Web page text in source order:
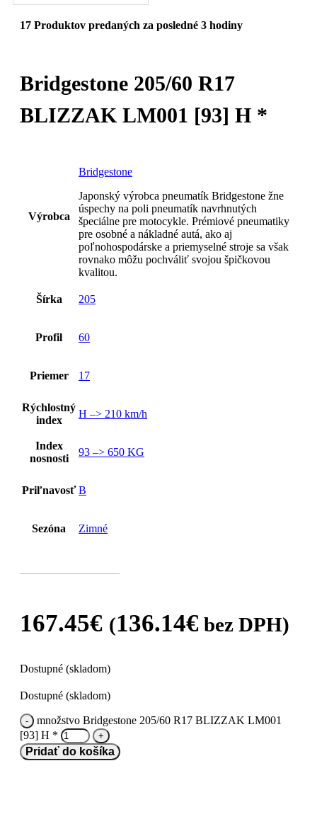
17 Produktov predaných za posledné 3 hodiny
Bridgestone 205/60 R17
BLIZZAK LM001 [93] H *
Výrobca
Bridgestone
Japonský výrobca pneumatík Bridgestone žne
úspechy na poli pneumatík navrhnutých
špeciálne pre motocykle. Prémiové pneumatiky
pre osobné a nákladné autá, ako aj
poľnohospodárske a priemyselné stroje sa však
rovnako môžu pochváliť svojou špičkovou
kvalitou.
Šírka 205
Profil 60
Priemer 17
Rýchlostný
index
H –> 210 km/h
Index
nosnosti
93 –> 650 KG
Priľnavosť B
Sezóna Zimné
167.45€ (136.14€ bez DPH)
Dostupné (skladom)
Dostupné (skladom)
množstvo Bridgestone 205/60 R17 BLIZZAK LM001
[93] H *
Pridať do košíka